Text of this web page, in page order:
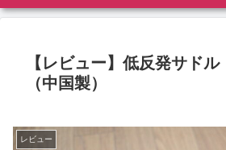
【レビュー】低反発サドル
（中国製）
レビュー